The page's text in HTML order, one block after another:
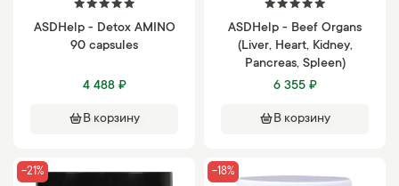
ASDHelp - Detox AMINO
90 capsules
4 488 ₽
В корзину
ASDHelp - Beef Organs
(Liver, Heart, Kidney,
Pancreas, Spleen)
6 355 ₽
В корзину
-21% -18%